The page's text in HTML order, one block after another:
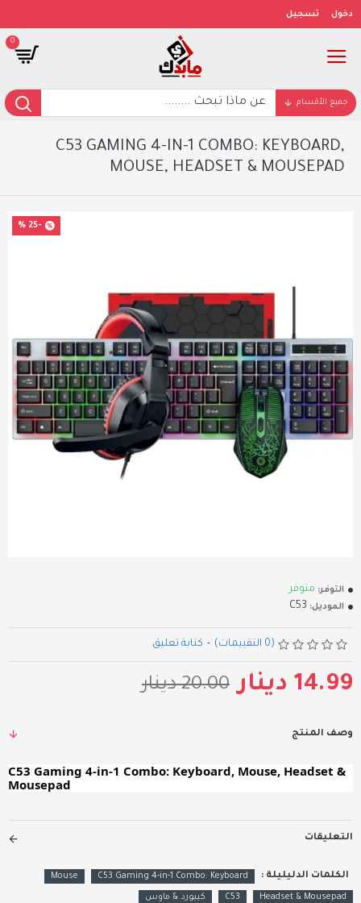
دخول تسجيل
0
جميع الأقسام
C53 GAMING 4-IN-1 COMBO: KEYBOARD,
MOUSE, HEADSET & MOUSEPAD
-25 %
التوفر: متوفر
الموديل: C53
(0 التقييمات) - كتابة تعليق
14.99 دينار 20.00 دينار
وصف المنتج
C53 Gaming 4-in-1 Combo: Keyboard, Mouse, Headset &
Mousepad
التعليقات
الكلمات الدليليلة : C53 Gaming 4-in-1 Combo: Keyboard
Mouse
Headset & Mousepad
C53 كيبورد & ماوس